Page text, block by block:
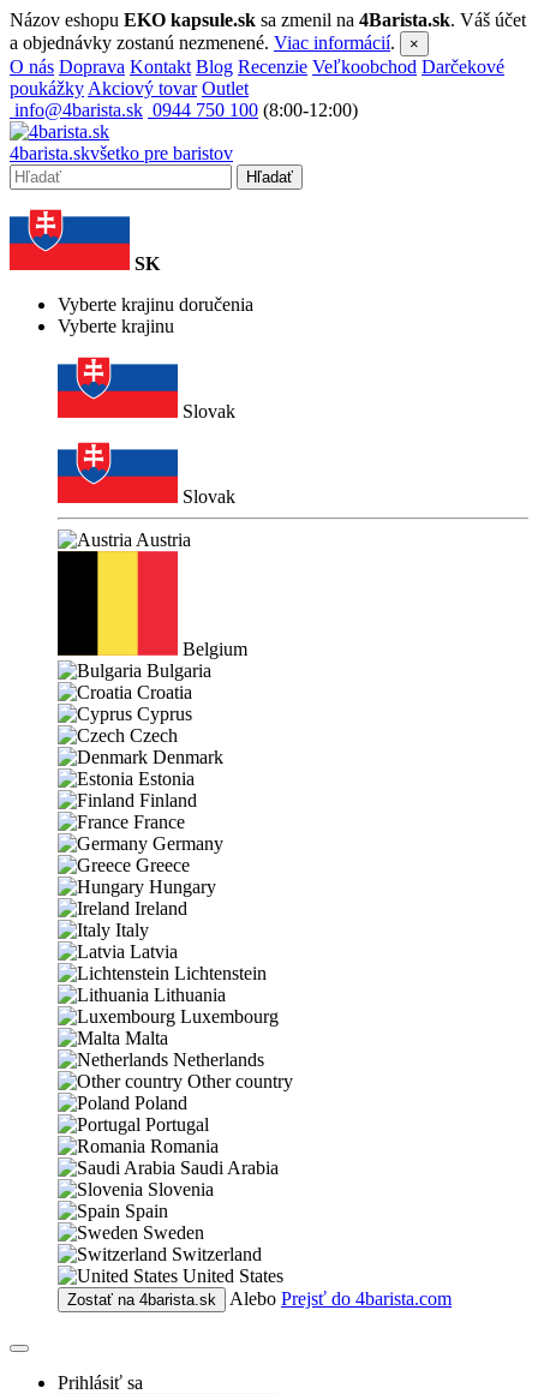
Názov eshopu EKO kapsule.sk sa zmenil na 4Barista.sk. Váš účet
a objednávky zostanú nezmenené. Viac informácií. ×
O nás Doprava Kontakt Blog Recenzie Veľkoobchod Darčekové
poukážky Akciový tovar Outlet
info@4barista.sk 0944 750 100 (8:00-12:00)
4barista.skvšetko pre baristov
Hľadať
SK
Vyberte krajinu doručenia
Vyberte krajinu
Slovak
Slovak
Austria
Belgium
Bulgaria
Croatia
Cyprus
Czech
Denmark
Estonia
Finland
France
Germany
Greece
Hungary
Ireland
Italy
Latvia
Lichtenstein
Lithuania
Luxembourg
Malta
Netherlands
Other country
Poland
Portugal
Romania
Saudi Arabia
Slovenia
Spain
Sweden
Switzerland
United States
Zostať na 4barista.sk Alebo Prejsť do 4barista.com
Prihlásiť sa